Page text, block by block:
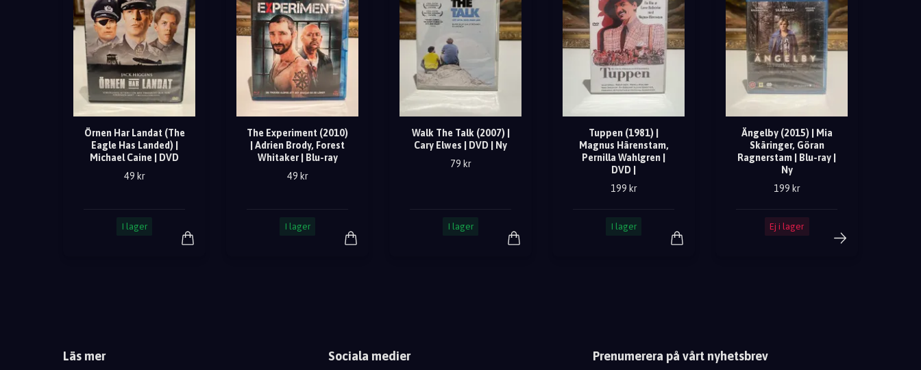
Örnen Har Landat (The
Eagle Has Landed) |
Michael Caine | DVD
49 kr
I lager
The Experiment (2010)
| Adrien Brody, Forest
Whitaker | Blu-ray
49 kr
I lager
Walk The Talk (2007) |
Cary Elwes | DVD | Ny
79 kr
I lager
Tuppen (1981) |
Magnus Härenstam,
Pernilla Wahlgren |
DVD |
199 kr
I lager
Ängelby (2015) | Mia
Skäringer, Göran
Ragnerstam | Blu-ray |
Ny
199 kr
Ej i lager
Läs mer Sociala medier Prenumerera på vårt nyhetsbrev